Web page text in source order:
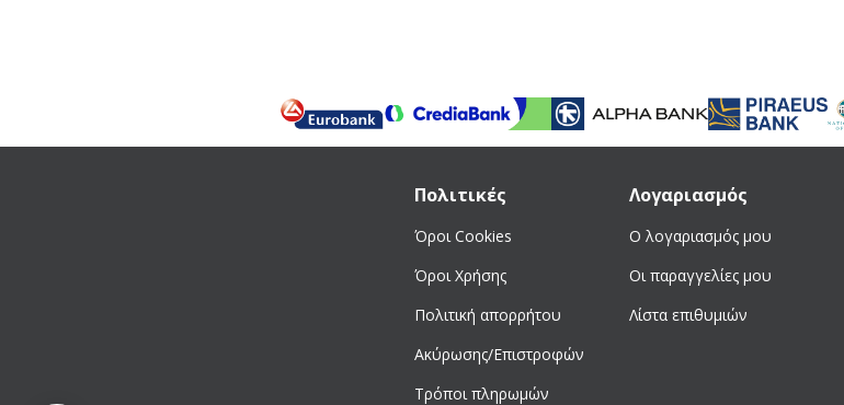
Πολιτικές
Όροι Cookies
Όροι Χρήσης
Πολιτική απορρήτου
Ακύρωσης/Επιστροφών
Τρόποι πληρωμών
Λογαριασμός
Ο λογαριασμός μου
Οι παραγγελίες μου
Λίστα επιθυμιών